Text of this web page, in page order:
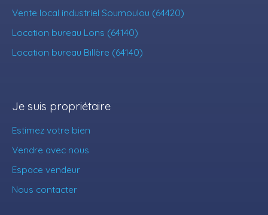
Vente local industriel Soumoulou (64420)
Location bureau Lons (64140)
Location bureau Billère (64140)
Je suis propriétaire
Estimez votre bien
Vendre avec nous
Espace vendeur
Nous contacter